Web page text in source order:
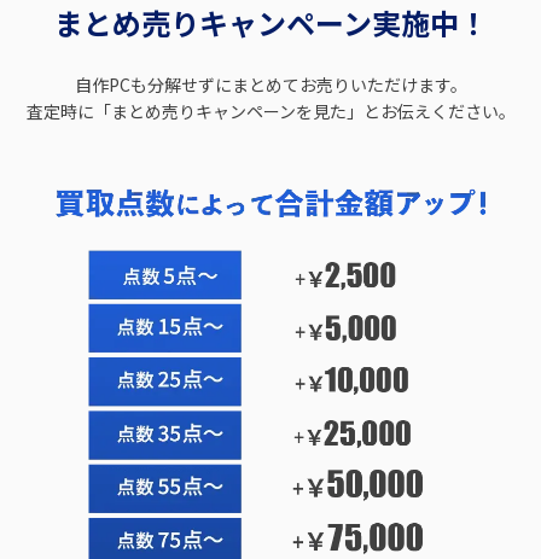
まとめ売りキャンペーン実施中！
自作PCも分解せずにまとめてお売りいただけます。
査定時に「まとめ売りキャンペーンを見た」とお伝えください。